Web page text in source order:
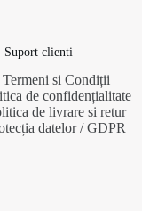
Suport clienti
Termeni si Condiții
de confidențialitate
de livrare si retur
datelor / GDPR